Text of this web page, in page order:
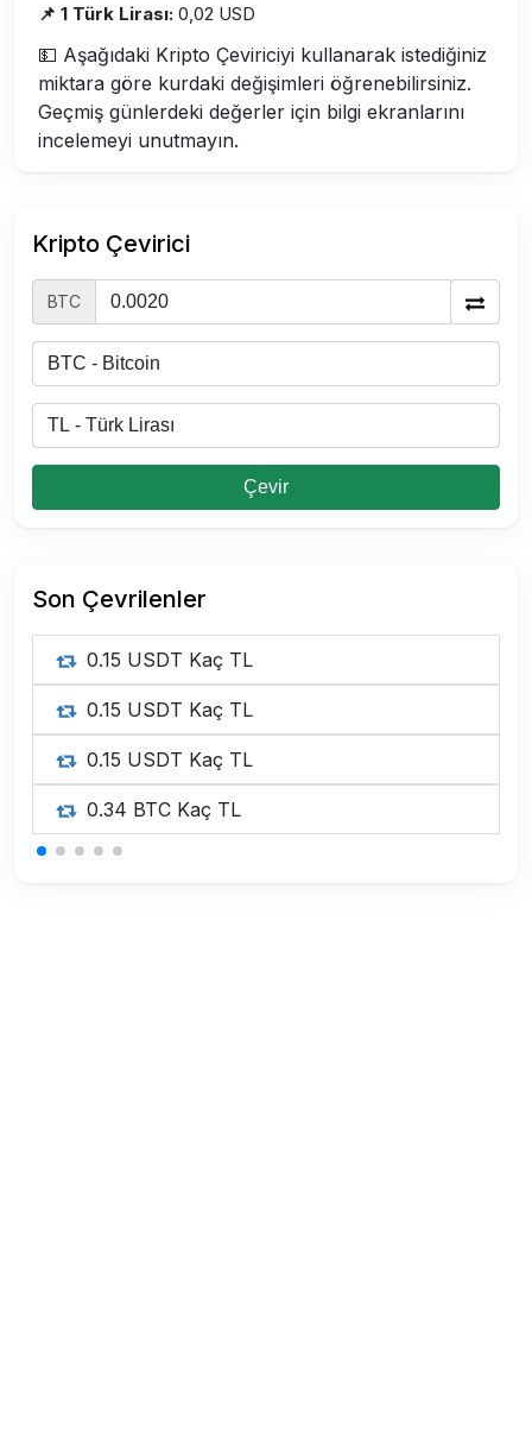
📌 1 Türk Lirası: 0,02 USD
💵 Aşağıdaki Kripto Çeviriciyi kullanarak istediğiniz
miktara göre kurdaki değişimleri öğrenebilirsiniz.
Geçmiş günlerdeki değerler için bilgi ekranlarını
incelemeyi unutmayın.
Kripto Çevirici
BTC
Çevir
Son Çevrilenler
0.15 USDT Kaç TL
0.15 USDT Kaç TL
0.15 USDT Kaç TL
0.34 BTC Kaç TL